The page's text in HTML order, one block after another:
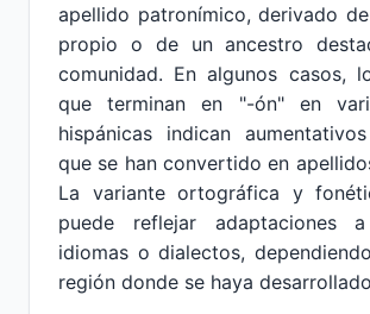
apellido patronímico, derivado
propio o de un ancestro
comunidad. En algunos casos,
que terminan en "-ón" en
hispánicas indican
que se han convertido en
La variante ortográfica y
puede reflejar adaptaciones
idiomas o dialectos,
región donde se haya